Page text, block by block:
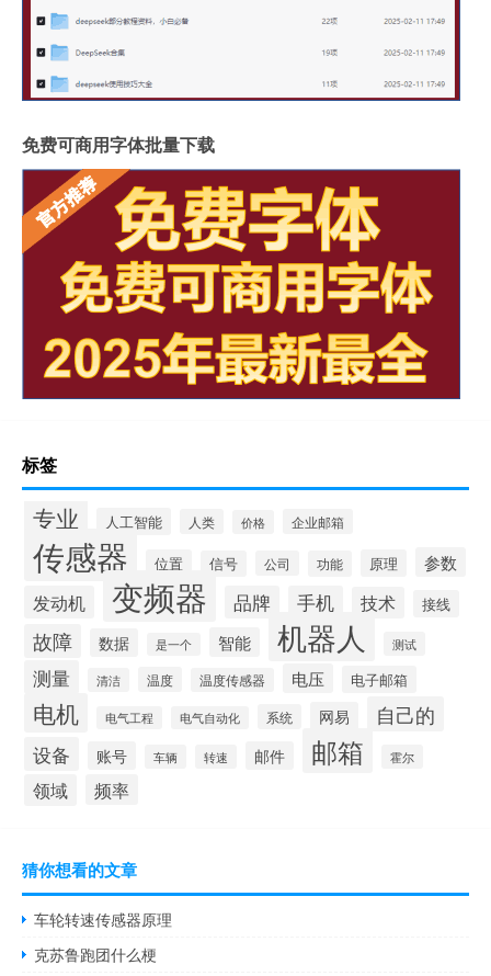
免费可商用字体批量下载
标签
专业 人工智能 人类 价格 企业邮箱
传感器 位置 信号 公司 功能 原理 参数
发动机 变频器 品牌 手机 技术 接线
故障 数据 是一个 智能 机器人 测试
测量 清洁 温度 温度传感器 电压 电子邮箱
电机 电气工程 电气自动化 系统 网易 自己的
设备 账号 车辆 转速 邮件 邮箱 霍尔
领域 频率
猜你想看的文章
车轮转速传感器原理
克苏鲁跑团什么梗